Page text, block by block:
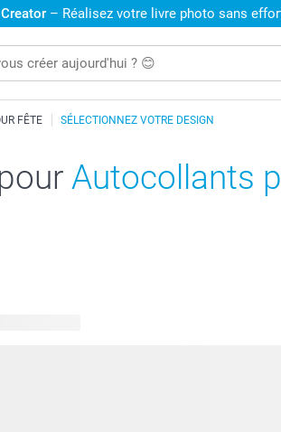
– Réalisez votre livre photo sans
FÊTE SÉLECTIONNEZ VOTRE DESIGN
Autocollants